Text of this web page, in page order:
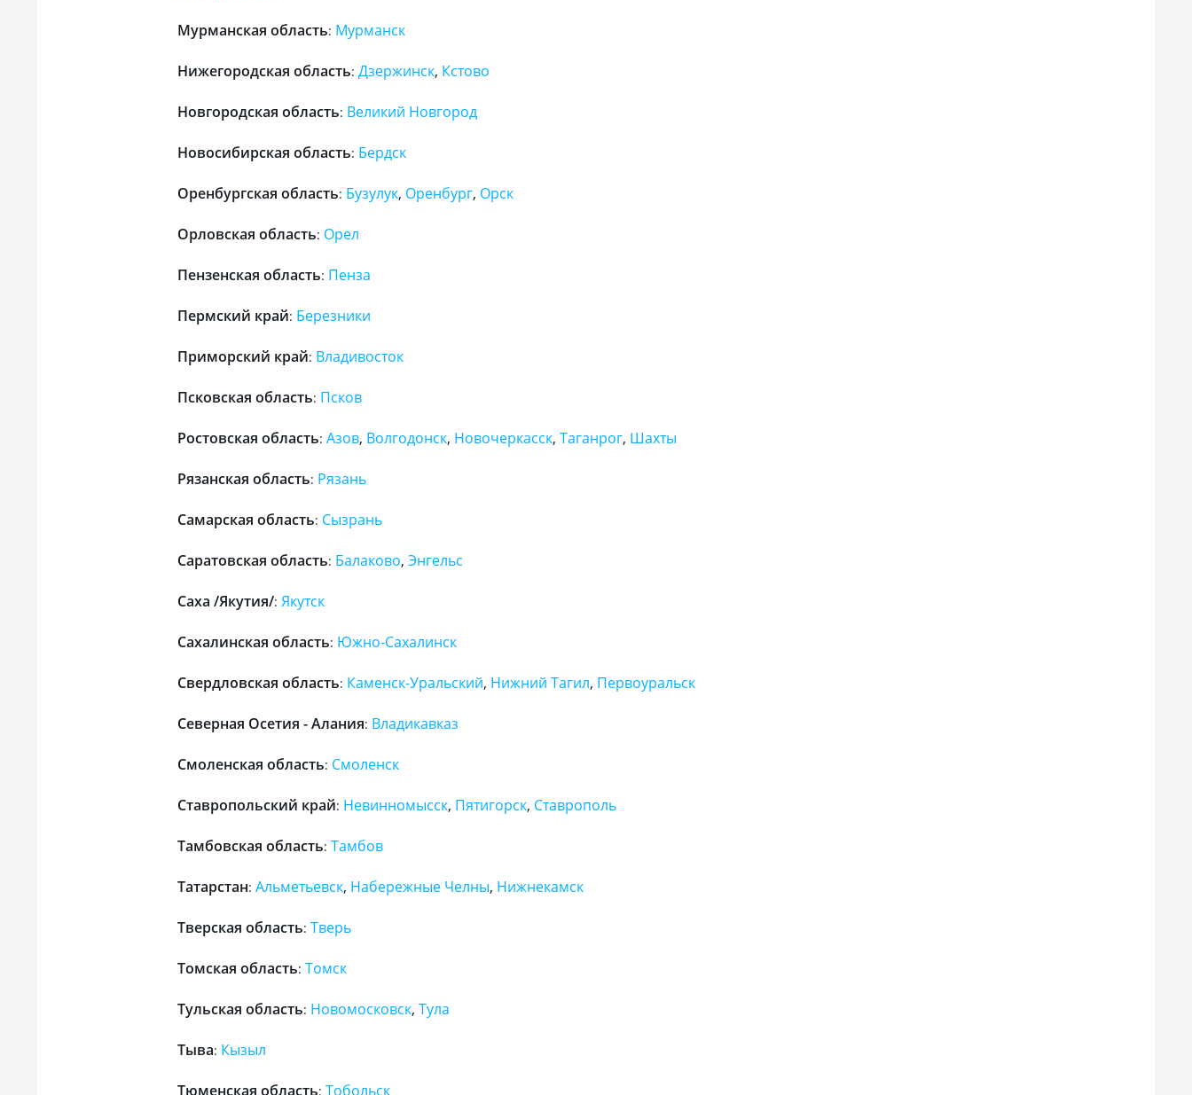
Мурманская область: Мурманск
Нижегородская область: Дзержинск, Кстово
Новгородская область: Великий Новгород
Новосибирская область: Бердск
Оренбургская область: Бузулук, Оренбург, Орск
Орловская область: Орел
Пензенская область: Пенза
Пермский край: Березники
Приморский край: Владивосток
Псковская область: Псков
Ростовская область: Азов, Волгодонск, Новочеркасск, Таганрог, Шахты
Рязанская область: Рязань
Самарская область: Сызрань
Саратовская область: Балаково, Энгельс
Саха /Якутия/: Якутск
Сахалинская область: Южно-Сахалинск
Свердловская область: Каменск-Уральский, Нижний Тагил, Первоуральск
Северная Осетия - Алания: Владикавказ
Смоленская область: Смоленск
Ставропольский край: Невинномысск, Пятигорск, Ставрополь
Тамбовская область: Тамбов
Татарстан: Альметьевск, Набережные Челны, Нижнекамск
Тверская область: Тверь
Томская область: Томск
Тульская область: Новомосковск, Тула
Тыва: Кызыл
Тюменская область: Тобольск